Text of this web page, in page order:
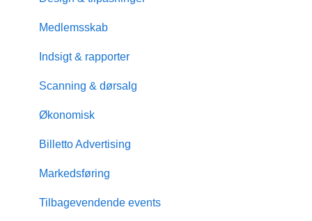
Medlemsskab
Indsigt & rapporter
Scanning & dørsalg
Økonomisk
Billetto Advertising
Markedsføring
Tilbagevendende events